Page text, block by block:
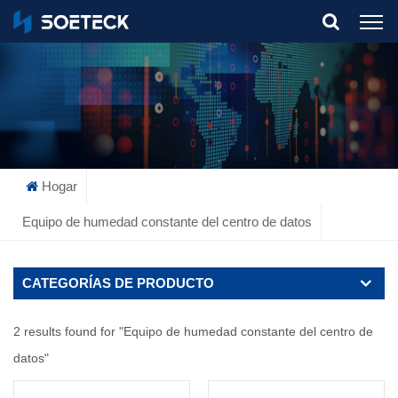
What Are You Looking For?
Hogar
Equipo de humedad constante del centro de datos
CATEGORÍAS DE PRODUCTO
2 results found for "Equipo de humedad constante del centro de
datos"